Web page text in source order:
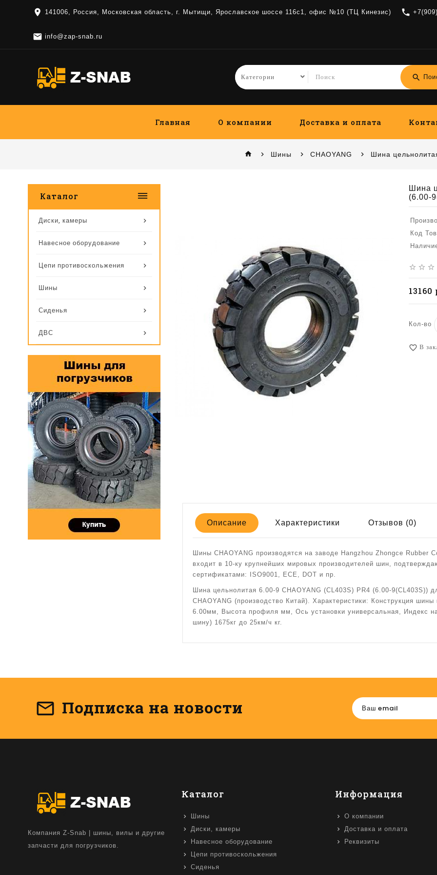
location_on 141006, Россия, Московская область, г. Мытищи, Ярославское шоссе 116с1, офис №10 (ТЦ Кинезис) local_phone
 info@zap-snab.ru
search
Главная О компании Доставка и оплата
home Шины CHAOYANG Шина
Каталог dehaze
Диски, камеры
Навесное оборудование
Цепи противоскольжения
Шины
Сиденья
ДВС
Шина
(6.00-
Код
star_border star_border star_border
13160
Кол-во
favorite_border В
Описание Характеристики Отзывов (0)
Шины CHAOYANG производятся на заводе Hangzhou Zhongce Rubber
входит в 10-ку крупнейших мировых производителей шин,
сертификатами: ISO9001, ECE, DOT и пр.
Шина цельнолитая 6.00-9 CHAOYANG (CL403S) PR4 (6.00-9(CL403S))
CHAOYANG (производство Китай). Характеристики: Конструкция
6.00мм, Высота профиля мм, Ось установки универсальная, Индекс
шину) 1675кг до 25км/ч кг.
Подписка на новости
Компания Z-Snab | шины, вилы и другие
запчасти для погрузчиков.
Каталог
Шины
Диски, камеры
Навесное оборудование
Цепи противоскольжения
Сиденья
Информация
О компании
Доставка и оплата
Реквизиты